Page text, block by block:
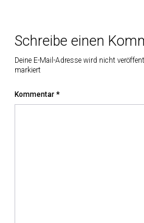
Schreibe einen
Deine E-Mail-Adresse wird nicht
markiert
Kommentar *